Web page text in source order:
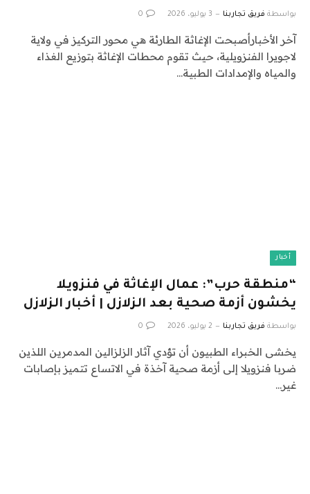
بواسطة فريق تجاربنا 3 يوليو، 2026 0
آخر الأخبارأصبحت الإغاثة الطارئة هي محور التركيز في ولاية
لاجويرا الفنزويلية، حيث تقوم محطات الإغاثة بتوزيع الغذاء
والمياه والإمدادات الطبية…
أخبار
“منطقة حرب”: عمال الإغاثة في فنزويلا
يخشون أزمة صحية بعد الزلازل | أخبار الزلازل
بواسطة فريق تجاربنا 2 يوليو، 2026 0
يخشى الخبراء الطبيون أن تؤدي آثار الزلزالين المدمرين اللذين
ضربا فنزويلا إلى أزمة صحية آخذة في الاتساع تتميز بإصابات
غير…